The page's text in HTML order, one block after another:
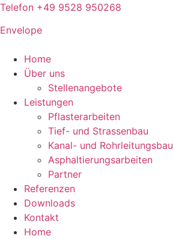
Telefon +49 9528 950268
Envelope
Home
Über uns
Stellenangebote
Leistungen
Pflasterarbeiten
Tief- und Strassenbau
Kanal- und Rohrleitungsbau
Asphaltierungsarbeiten
Partner
Referenzen
Downloads
Kontakt
Home